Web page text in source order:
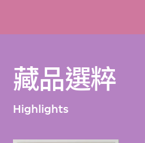
藏品選粹
Highlights